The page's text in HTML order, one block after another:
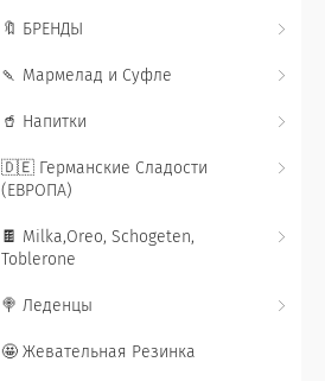
🔖 БРЕНДЫ
🍡 Мармелад и Суфле
🥤 Напитки
🇩🇪 Германские Сладости
(ЕВРОПА)
🍫 Milka,Oreo, Schogeten,
Toblerone
🍭 Леденцы
🤩 Жевательная Резинка